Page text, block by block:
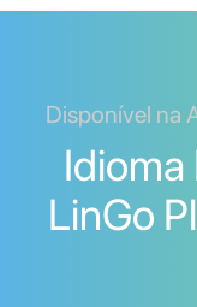
Disponível na
LinGo